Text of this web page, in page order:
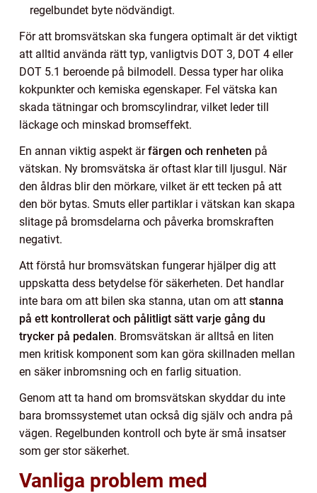
regelbundet byte nödvändigt.
För att bromsvätskan ska fungera optimalt är det viktigt
att alltid använda rätt typ, vanligtvis DOT 3, DOT 4 eller
DOT 5.1 beroende på bilmodell. Dessa typer har olika
kokpunkter och kemiska egenskaper. Fel vätska kan
skada tätningar och bromscylindrar, vilket leder till
läckage och minskad bromseffekt.
En annan viktig aspekt ärfärgen och renheten på
vätskan. Ny bromsvätska är oftast klar till ljusgul. När
den åldras blir den mörkare, vilket är ett tecken på att
den bör bytas. Smuts eller partiklar i vätskan kan skapa
slitage på bromsdelarna och påverka bromskraften
negativt.
Att förstå hur bromsvätskan fungerar hjälper dig att
uppskatta dess betydelse för säkerheten. Det handlar
inte bara om att bilen ska stanna, utan om att stanna
på ett kontrollerat och pålitligt sätt varje gång du
trycker på pedalen. Bromsvätskan är alltså en liten
men kritisk komponent som kan göra skillnaden mellan
en säker inbromsning och en farlig situation.
Genom att ta hand om bromsvätskan skyddar du inte
bara bromssystemet utan också dig själv och andra på
vägen. Regelbunden kontroll och byte är små insatser
som ger stor säkerhet.
Vanliga problem med